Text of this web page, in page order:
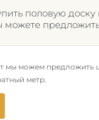
половую
можете
мы можем предложить
метр.